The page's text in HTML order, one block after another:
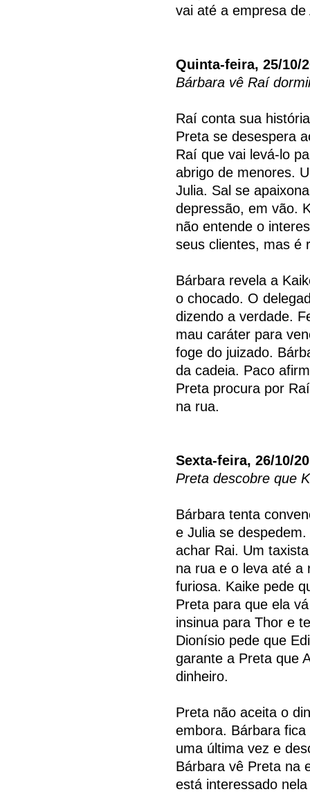
vai até a empresa
Quinta-feira, 25/10/
Bárbara vê Raí
Raí conta sua
Preta se desespera
Raí que vai levá-lo
abrigo de menores.
Julia. Sal se
depressão, em vão.
não entende o
seus clientes, mas é
Bárbara revela a
o chocado. O
dizendo a verdade.
mau caráter para
foge do juizado.
da cadeia. Paco
Preta procura por
na rua.
Sexta-feira, 26/10/
Preta descobre que
Bárbara tenta
e Julia se
achar Rai. Um
na rua e o leva até a
furiosa. Kaike pede
Preta para que ela
insinua para Thor e
Dionísio pede que
garante a Preta que
dinheiro.
Preta não aceita o
embora. Bárbara
uma última vez e
Bárbara vê Preta na
está interessado